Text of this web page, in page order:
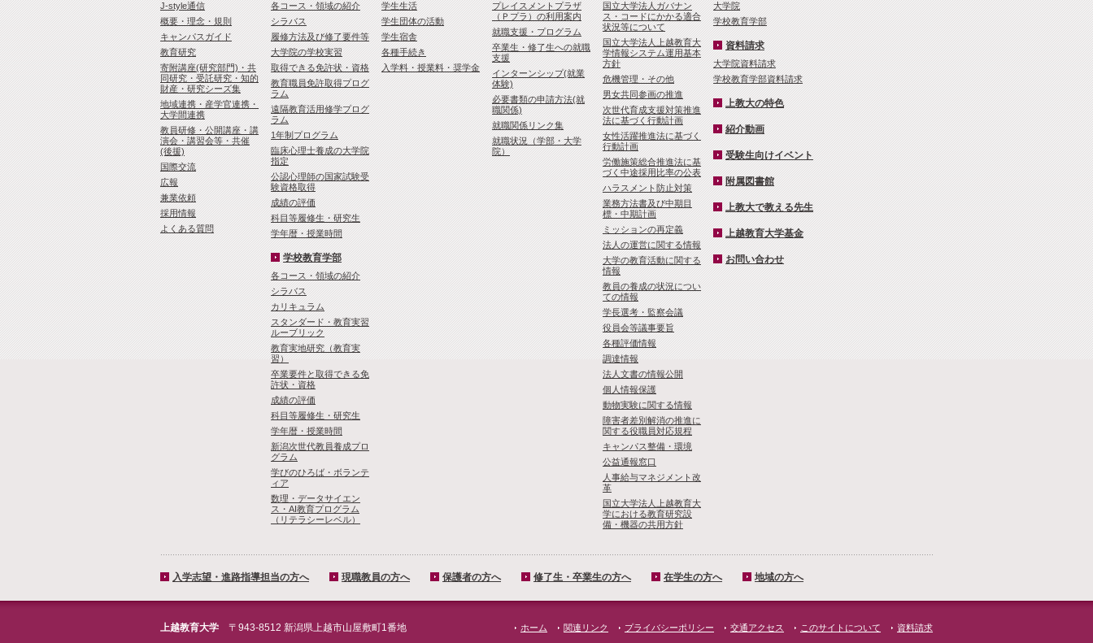
J-style通信
概要・理念・規則
キャンパスガイド
教育研究
寄附講座(研究部門)・共
同研究・受託研究・知的
財産・研究シーズ集
地域連携・産学官連携・
大学間連携
教員研修・公開講座・講
演会・講習会等・共催
(後援)
国際交流
広報
兼業依頼
採用情報
よくある質問
各コース・領域の紹介
シラバス
履修方法及び修了要件等
大学院の学校実習
取得できる免許状・資格
教育職員免許取得プログ
ラム
遠隔教育活用修学プログ
ラム
1年制プログラム
臨床心理士養成の大学院
指定
公認心理師の国家試験受
験資格取得
成績の評価
科目等履修生・研究生
学年暦・授業時間
学校教育学部
各コース・領域の紹介
シラバス
カリキュラム
スタンダード・教育実習
ルーブリック
教育実地研究（教育実
習）
卒業要件と取得できる免
許状・資格
成績の評価
科目等履修生・研究生
学年暦・授業時間
新潟次世代教員養成プロ
グラム
学びのひろば・ボランテ
ィア
数理・­データサイ­エン
ス・A­I教育プロ­グラム
（リ­テラシーレ­ベル）
学生生活
学生団体の活動
学生宿舎
各種手続き
入学料・授業料・奨学金
プレイスメントプラザ
（Ｐプラ）の利用案内
就職支援・プログラム
卒業生・修了生への就職
支援
インターンシップ(就業
体験)
必要書類の申請方法(就
職関係)
就職関係リンク集
就職状況（学部・大学
院）
国立大学法人ガバナン
ス・コードにかかる適合
状況等について
国立大学法人上越教育大
学情報システム運用基本
方針
危機管理・その他
男女共同参画の推進
次世代育成支援対策推進
法に基づく行動計画
女性活躍推進法に基づく
行動計画
労働施策総合推進法に基
づく中途採用比率の公表
ハラスメント防止対策
業務方法書及び中期目
標・中期計画
ミッションの再定義
法人の運営に関する情報
大学の教育活動に関する
情報
教員の養成の状況につい
ての情報
学長選考・監察会議
役員会等議事要旨
各種評価情報
調達情報
法人文書の情報公開
個人情報保護
動物実験に関する情報
障害者差別解消の推進に
関する役職員対応規程
キャンパス整備・環境
公益通報窓口
人事給与マネジメント改
革
国立大学法人上越教育大
学における教育研究設
備・機器の共用方針
大学院
学校教育学部
資料請求
大学院資料請求
学校教育学部資料請求
上教大の特色
紹介動画
受験生向けイベント
附属図書館
上教大で教える先生
上越教育大学基金
お問い合わせ
入学志望・進路指導担当の方へ 現職教員の方へ 保護者の方へ 修了生・卒業生の方へ 在学生の方へ 地域の方へ
ホーム 関連リンク プライバシーポリシー 交通アクセス このサイトについて 資料請求
上越教育大学 〒943-8512 新潟県上越市山屋敷町1番地